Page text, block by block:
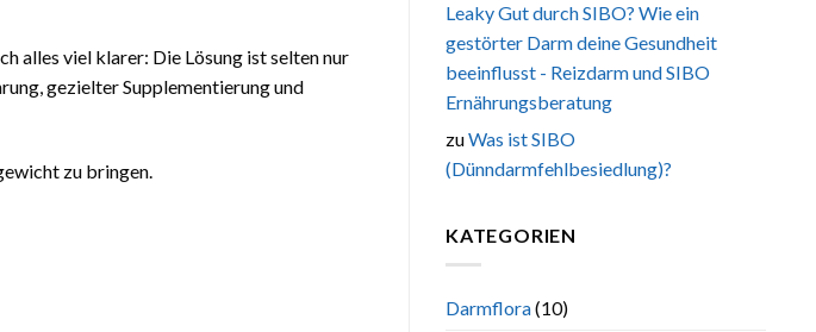
alles viel klarer: Die Lösung ist selten nur
gezielter Supplementierung und
zu bringen.
Leaky Gut durch SIBO? Wie ein
gestörter Darm deine Gesundheit
beeinflusst - Reizdarm und SIBO
Ernährungsberatung
zuWas ist SIBO
(Dünndarmfehlbesiedlung)?
KATEGORIEN
Darmflora(10)